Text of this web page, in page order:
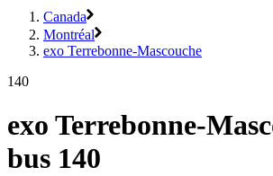
Canada
Montréal
exo Terrebonne-Mascouche
140
exo Terrebonne-
bus 140